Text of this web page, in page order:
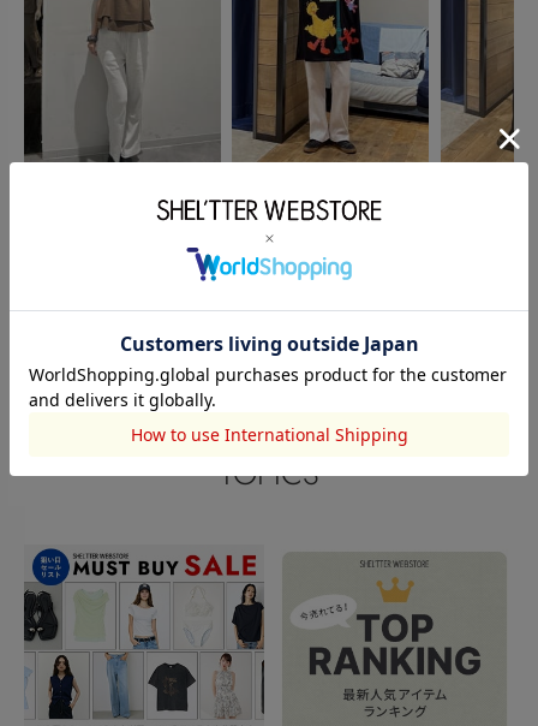
BOWL
渡邉めぐみ
165cm
閲覧中カテゴリーのランキング
TOPICS